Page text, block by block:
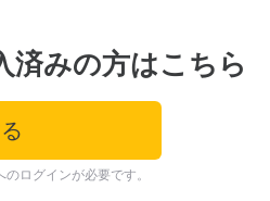
済みの方はこちら
ログインが必要です。